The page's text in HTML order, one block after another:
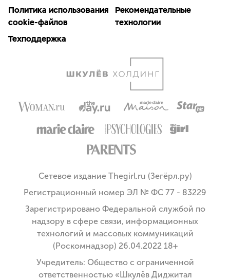
Политика использования
cookie-файлов
Рекомендательные
технологии
Техподдержка
Сетевое издание Thegirl.ru (Зегёрл.ру)
Регистрационный номер ЭЛ № ФС 77 - 83229
Зарегистрировано Федеральной службой по
надзору в сфере связи, информационных
технологий и массовых коммуникаций
(Роскомнадзор) 26.04.2022 18+
Учредитель: Общество с ограниченной
ответственностью «Шкулёв Диджитал